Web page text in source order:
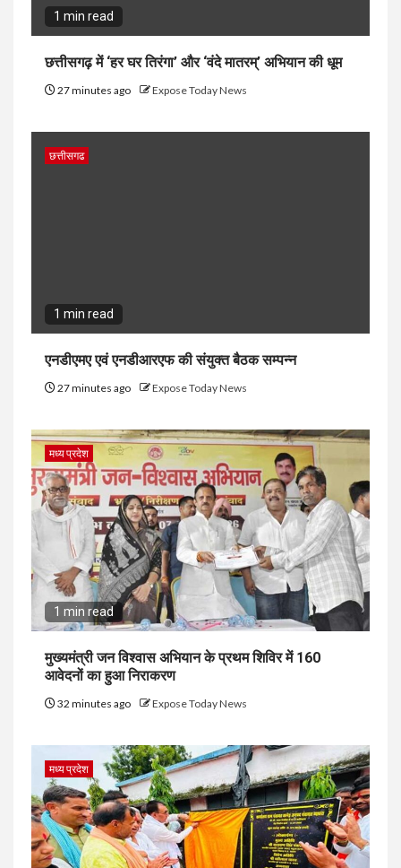
1 min read
छत्तीसगढ़ में ‘हर घर तिरंगा’ और ‘वंदे मातरम्’ अभियान की धूम
27 minutes ago Expose Today News
छत्तीसगढ
1 min read
एनडीएमए एवं एनडीआरएफ की संयुक्त बैठक सम्पन्न
27 minutes ago Expose Today News
मध्य प्रदेश
1 min read
मुख्यमंत्री जन विश्वास अभियान के प्रथम शिविर में 160
आवेदनों का हुआ निराकरण
32 minutes ago Expose Today News
मध्य प्रदेश